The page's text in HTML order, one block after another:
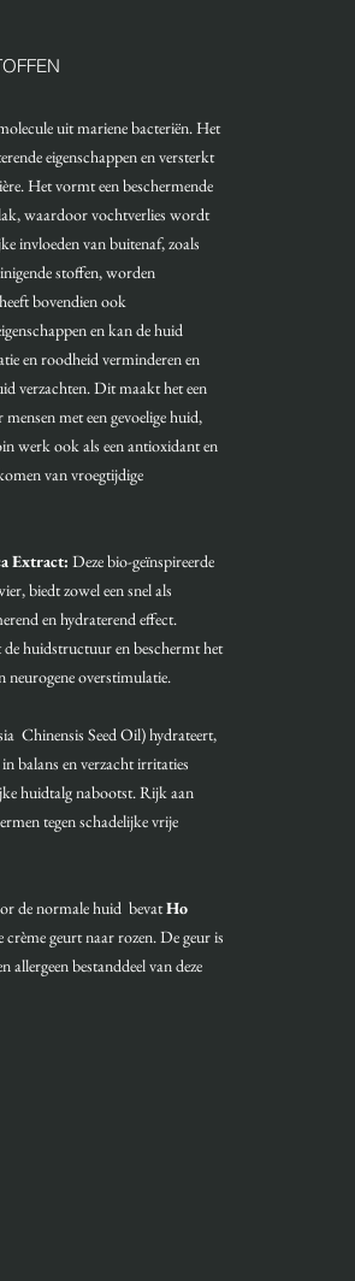
uit mariene bacteriën. Het
eigenschappen en versterkt
Het vormt een beschermende
waardoor vochtverlies wordt
invloeden van buitenaf, zoals
stoffen, worden
bovendien ook
en kan de huid
en roodheid verminderen en
verzachten. Dit maakt het een
met een gevoelige huid,
werk ook als een antioxidant en
van vroegtijdige
Extract: Deze bio-geïnspireerde
biedt zowel een snel als
en hydraterend effect.
huidstructuur en beschermt het
neurogene overstimulatie.
Chinensis Seed Oil) hydrateert,
balans en verzacht irritaties
huidtalg nabootst. Rijk aan
tegen schadelijke vrije
de normale huid bevatHo
geurt naar rozen. De geur is
allergeen bestanddeel van deze